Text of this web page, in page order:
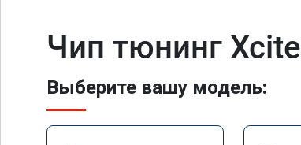
Чип тюнинг Xcite
Выберите вашу модель: